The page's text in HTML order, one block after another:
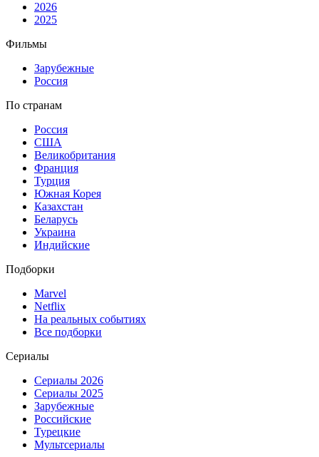
2026
2025
Фильмы
Зарубежные
Россия
По странам
Россия
США
Великобритания
Франция
Турция
Южная Корея
Казахстан
Беларусь
Украина
Индийские
Подборки
Marvel
Netflix
На реальных событиях
Все подборки
Сериалы
Сериалы 2026
Сериалы 2025
Зарубежные
Российские
Турецкие
Мультсериалы